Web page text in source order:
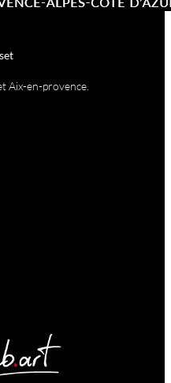
Aix-en-provence.